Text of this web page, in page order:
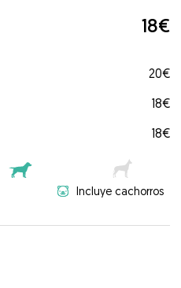
18€
20€
18€
18€
Incluye cachorros